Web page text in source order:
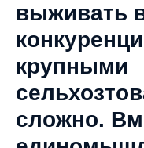
выживать
крупными
сложно.